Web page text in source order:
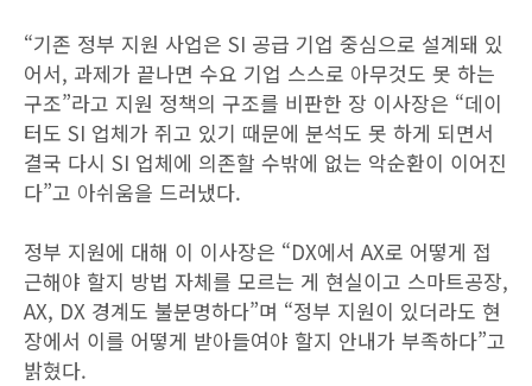
“기존 정부 지원 사업은 SI 공급 기업 중심으로 설계돼 있
어서, 과제가 끝나면 수요 기업 스스로 아무것도 못 하는
구조”라고 지원 정책의 구조를 비판한 장 이사장은 “데이
터도 SI 업체가 쥐고 있기 때문에 분석도 못 하게 되면서
결국 다시 SI 업체에 의존할 수밖에 없는 악순환이 이어진
다”고 아쉬움을 드러냈다.
정부 지원에 대해 이 이사장은 “DX에서 AX로 어떻게 접
근해야 할지 방법 자체를 모르는 게 현실이고 스마트공장,
AX, DX 경계도 불분명하다”며 “정부 지원이 있더라도 현
장에서 이를 어떻게 받아들여야 할지 안내가 부족하다”고
밝혔다.